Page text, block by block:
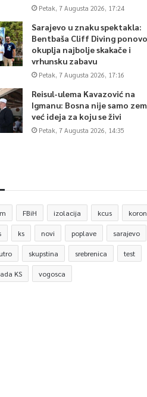
Petak, 7 Augusta 2026, 17:24
Sarajevo u znaku spektakla:
Bentbaša Cliff Diving ponovo
okuplja najbolje skakače i
vrhunsku zabavu
Petak, 7 Augusta 2026, 17:16
Reisul-ulema Kavazović na
Igmanu: Bosna nije samo
već ideja za koju se živi
Petak, 7 Augusta 2026, 14:35
FBiH izolacija kcus
ks novi poplave sarajevo
skupstina srebrenica test
KS vogosca